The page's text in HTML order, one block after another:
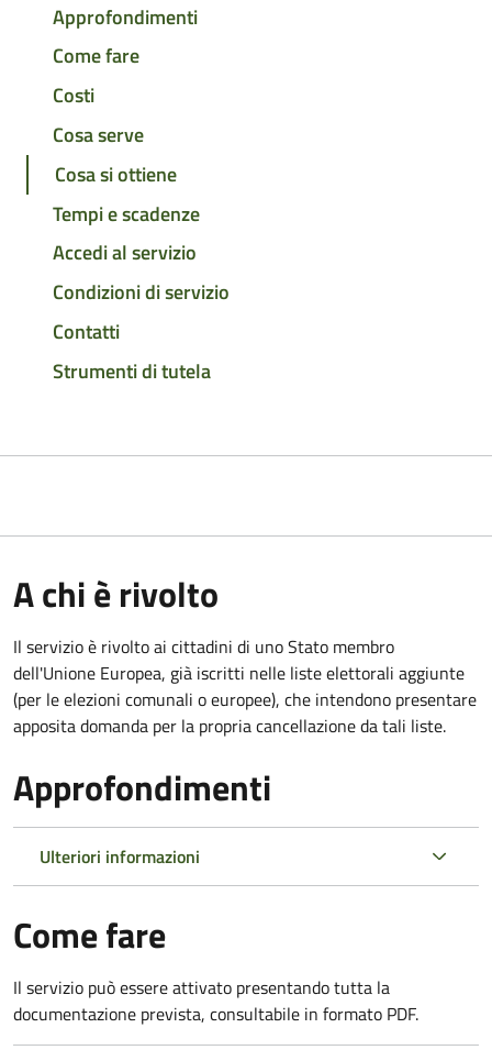
Approfondimenti
Come fare
Costi
Cosa serve
Cosa si ottiene
Tempi e scadenze
Accedi al servizio
Condizioni di servizio
Contatti
Strumenti di tutela
A chi è rivolto
Il servizio è rivolto ai cittadini di uno Stato membro
dell'Unione Europea, già iscritti nelle liste elettorali aggiunte
(per le elezioni comunali o europee), che intendono presentare
apposita domanda per la propria cancellazione da tali liste.
Approfondimenti
Ulteriori informazioni
Come fare
Il servizio può essere attivato presentando tutta la
documentazione prevista, consultabile in formato PDF.